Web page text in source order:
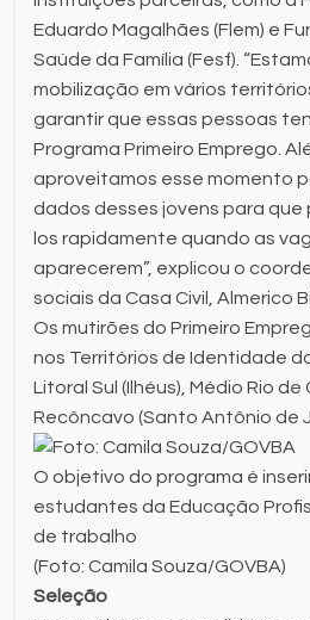
Eduardo Magalhães (Flem) e
Saúde da Família (Fesf).
mobilização em vários
garantir que essas pessoas
Programa Primeiro Emprego.
aproveitamos esse momento
dados desses jovens para
los rapidamente quando as
aparecerem”, explicou o
sociais da Casa Civil, Almerico
Os mutirões do Primeiro
nos Territórios de Identidade do
Litoral Sul (Ilhéus), Médio Rio
Recôncavo (Santo Antônio de
O objetivo do programa é
estudantes da Educação
de trabalho
(Foto: Camila Souza/GOVBA)
Seleção